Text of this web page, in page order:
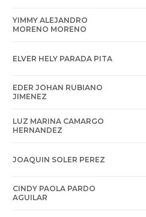
YIMMY ALEJANDRO
MORENO MORENO
ELVER HELY PARADA PITA
EDER JOHAN RUBIANO
JIMENEZ
LUZ MARINA CAMARGO
HERNANDEZ
JOAQUIN SOLER PEREZ
CINDY PAOLA PARDO
AGUILAR